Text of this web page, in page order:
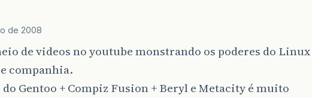
de 2008
de videos no youtube monstrando os poderes do Linux
companhia.
do Gentoo + Compiz Fusion + Beryl e Metacity é muito